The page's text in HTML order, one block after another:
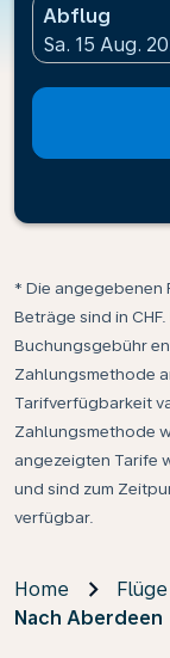
Abflug
fc-booking-
Sa. 15 Aug.
* Die angegebenen
Beträge sind in
Buchungsgebühr
Zahlungsmethode
Tarifverfügbarkeit
Zahlungsmethode
angezeigten Tarife
und sind zum
verfügbar.
Home Flüge
Nach Aberdeen